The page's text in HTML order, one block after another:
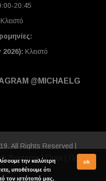
20:45
Κλειστό
:
2026): Κλειστό
@MICHAELG
All Rights Reserved |
Systems|Όροι
Πολιτική
την καλύτερη
υποθέτουμε ότι
τον ιστότοπό μας.
ok